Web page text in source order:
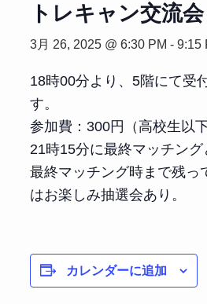
トレキャン交流会
3月 26, 2025 @ 6:30 PM - 9:15
18時00分より、5階にて受
す。
参加費：300円（高校生以下
21時15分に最終マッチング
最終マッチング時まで残っ
はお楽しみ抽選会あり。
カレンダーに追加